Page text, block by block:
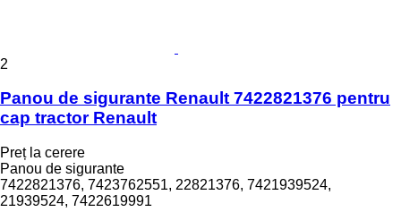
2
Panou de sigurante Renault 7422821376 pentru
cap tractor Renault
Preț la cerere
Panou de sigurante
7422821376, 7423762551, 22821376, 7421939524,
21939524, 7422619991